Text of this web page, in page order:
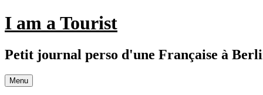
Aller
au
I am a Tourist
Petit journal perso d'une Française à
Menu